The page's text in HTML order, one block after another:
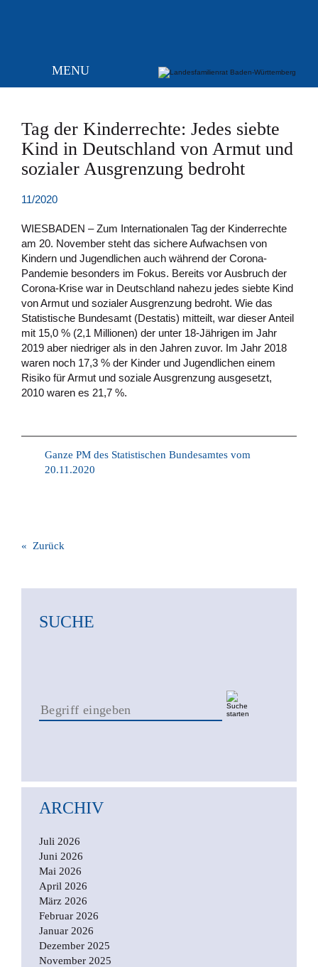
MENU
Tag der Kinderrechte: Jedes siebte
Kind in Deutschland von Armut und
sozialer Ausgrenzung bedroht
11/2020
WIESBADEN – Zum Internationalen Tag der Kinderrechte
am 20. November steht das sichere Aufwachsen von
Kindern und Jugendlichen auch während der Corona-
Pandemie besonders im Fokus. Bereits vor Ausbruch der
Corona-Krise war in Deutschland nahezu jedes siebte Kind
von Armut und sozialer Ausgrenzung bedroht. Wie das
Statistische Bundesamt (Destatis) mitteilt, war dieser Anteil
mit 15,0 % (2,1 Millionen) der unter 18-Jährigen im Jahr
2019 aber niedriger als in den Jahren zuvor. Im Jahr 2018
waren noch 17,3 % der Kinder und Jugendlichen einem
Risiko für Armut und soziale Ausgrenzung ausgesetzt,
2010 waren es 21,7 %.
Ganze PM des Statistischen Bundesamtes vom
20.11.2020
« Zurück
SUCHE
ARCHIV
Juli 2026
Juni 2026
Mai 2026
April 2026
März 2026
Februar 2026
Januar 2026
Dezember 2025
November 2025